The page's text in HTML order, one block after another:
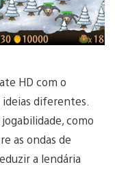
HD com o
diferentes.
como
as ondas de
a lendária